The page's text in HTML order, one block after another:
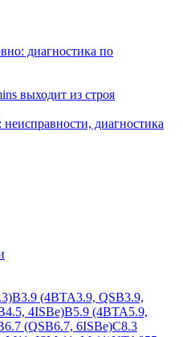
диагностика по
выходит из строя
диагностика
B3.9 (4BTA3.9, QSB3.9,
4ISBe)B5.9 (4BTA5.9,
(QSB6.7, 6ISBe)C8.3